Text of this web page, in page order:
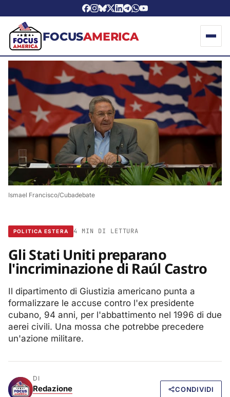
FOCUSAMERICA
Ismael Francisco/Cubadebate
POLITICA ESTERA 4 MIN DI LETTURA
Gli Stati Uniti preparano
l'incriminazione di Raúl Castro
Il dipartimento di Giustizia americano punta a
formalizzare le accuse contro l'ex presidente
cubano, 94 anni, per l'abbattimento nel 1996 di due
aerei civili. Una mossa che potrebbe precedere
un'azione militare.
DI
Redazione CONDIVIDI